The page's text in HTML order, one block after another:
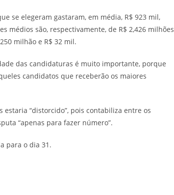
se elegeram gastaram, em média, R$ 923 mil,
médios são, respectivamente, de R$ 2,426 milhões
milhão e R$ 32 mil.
das candidaturas é muito importante, porque
candidatos que receberão os maiores
estaria “distorcido”, pois contabiliza entre os
“apenas para fazer número”.
para o dia 31.